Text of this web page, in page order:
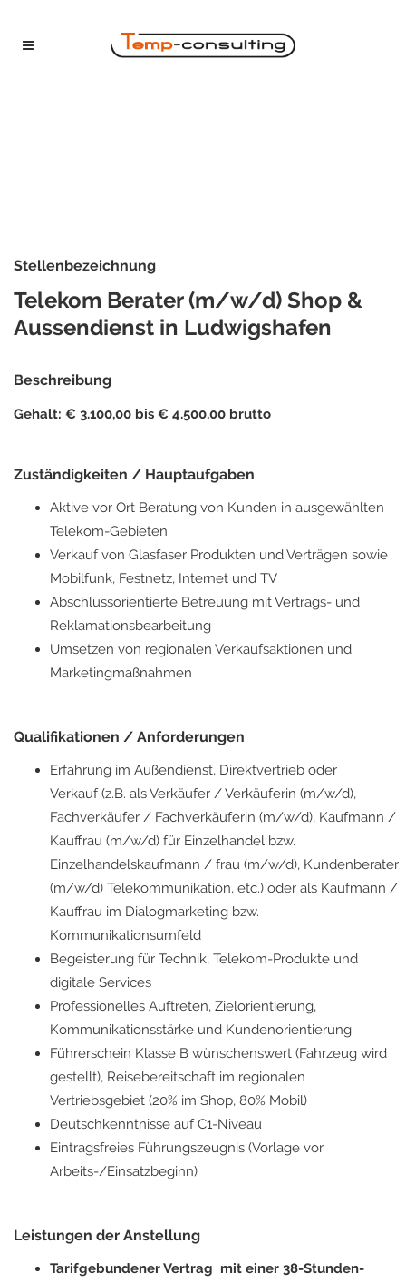
Stellenbezeichnung
Telekom Berater (m/w/d) Shop &
Aussendienst in Ludwigshafen
Beschreibung
Gehalt: € 3.100,00 bis € 4.500,00 brutto
Zuständigkeiten / Hauptaufgaben
Aktive vor Ort Beratung von Kunden in ausgewählten
Telekom-Gebieten
Verkauf von Glasfaser Produkten und Verträgen sowie
Mobilfunk, Festnetz, Internet und TV
Abschlussorientierte Betreuung mit Vertrags- und
Reklamationsbearbeitung
Umsetzen von regionalen Verkaufsaktionen und
Marketingmaßnahmen
Qualifikationen / Anforderungen
Erfahrung im Außendienst, Direktvertrieb oder
Verkauf (z.B. als Verkäufer / Verkäuferin (m/w/d),
Fachverkäufer / Fachverkäuferin (m/w/d), Kaufmann /
Kauffrau (m/w/d) für Einzelhandel bzw.
Einzelhandelskaufmann / frau (m/w/d), Kundenberater
(m/w/d) Telekommunikation, etc.) oder als Kaufmann /
Kauffrau im Dialogmarketing bzw.
Kommunikationsumfeld
Begeisterung für Technik, Telekom-Produkte und
digitale Services
Professionelles Auftreten, Zielorientierung,
Kommunikationsstärke und Kundenorientierung
Führerschein Klasse B wünschenswert (Fahrzeug wird
gestellt), Reisebereitschaft im regionalen
Vertriebsgebiet (20% im Shop, 80% Mobil)
Deutschkenntnisse auf C1-Niveau
Eintragsfreies Führungszeugnis (Vorlage vor
Arbeits-/Einsatzbeginn)
Leistungen der Anstellung
Tarifgebundener Vertrag mit einer 38-Stunden-